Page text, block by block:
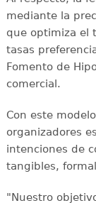
mediante la
que optimiza el
tasas
Fomento de
comercial.
Con este
organizadores
intenciones de
tangibles,
"Nuestro